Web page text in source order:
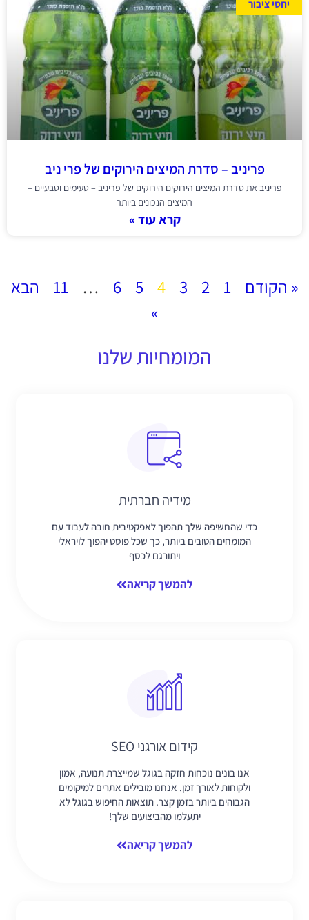
יחסי ציבור
פריניב – סדרת המיצים הירוקים של פרי ניב
פריניב את סדרת המיצים הירוקים הירוקים של פריניב – טעימים וטבעיים –
המיצים הנכונים ביותר
קרא עוד »
« הקודם 1
2
3
4
5
6
…
11
הבא
»
המומחיות שלנו
מידיה חברתית
כדי שהחשיפה שלך תהפוך לאפקטיבית חובה לעבוד עם
המומחים הטובים ביותר, כך שכל פוסט יהפוך לויראלי
ויתורגם לכסף
להמשך קריאה
קידום אורגני SEO
אנו בונים נוכחות חזקה בגוגל שמייצרת תנועה, אמון
ולקוחות לאורך זמן. אנחנו מובילים אתרים למיקומים
הגבוהים ביותר בזמן קצר. תוצאות החיפוש בגוגל לא
יתעלמו מהביצועים שלך!
להמשך קריאה